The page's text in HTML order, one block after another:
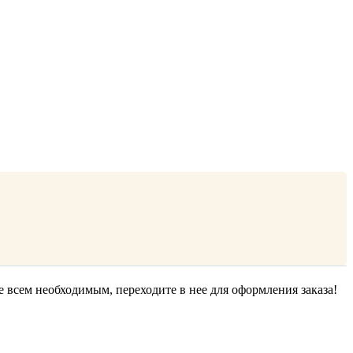
необходимым, переходите в нее для оформления заказа!